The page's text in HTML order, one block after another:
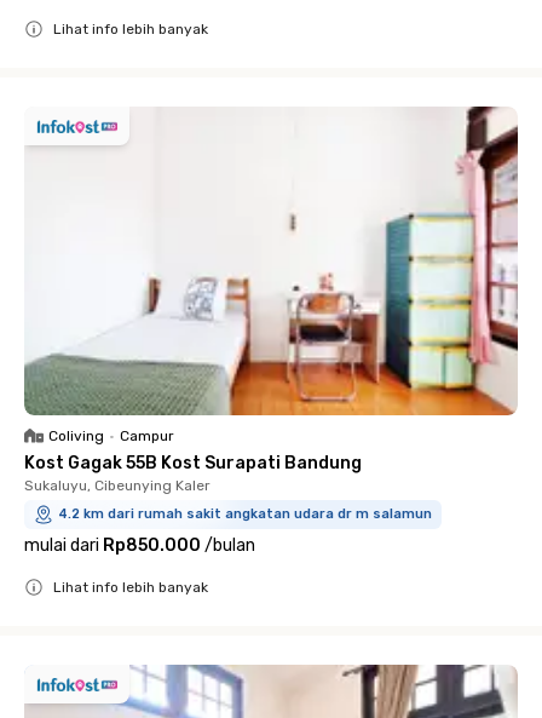
Lihat info lebih banyak
Coliving • Campur
Kost Gagak 55B Kost Surapati Bandung
Sukaluyu, Cibeunying Kaler
4.2 km dari rumah sakit angkatan udara dr m salamun
mulai dari Rp850.000 /bulan
Lihat info lebih banyak